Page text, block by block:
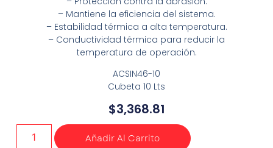
– Mantiene la eficiencia del sistema.
– Estabilidad térmica a alta temperatura.
– Conductividad térmica para reducir la
temperatura de operación.
ACSIN46-10
Cubeta 10 Lts
$3,368.81
Añadir Al Carrito